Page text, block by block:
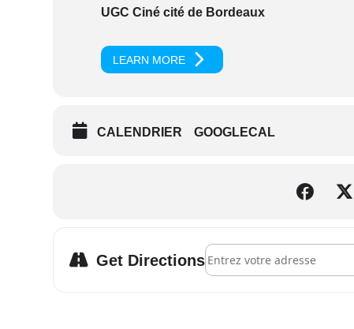
UGC Ciné cité de Bordeaux
LEARN MORE
CALENDRIER GOOGLECAL
Get DirectionsAddress - Bordeaux – Ciné-